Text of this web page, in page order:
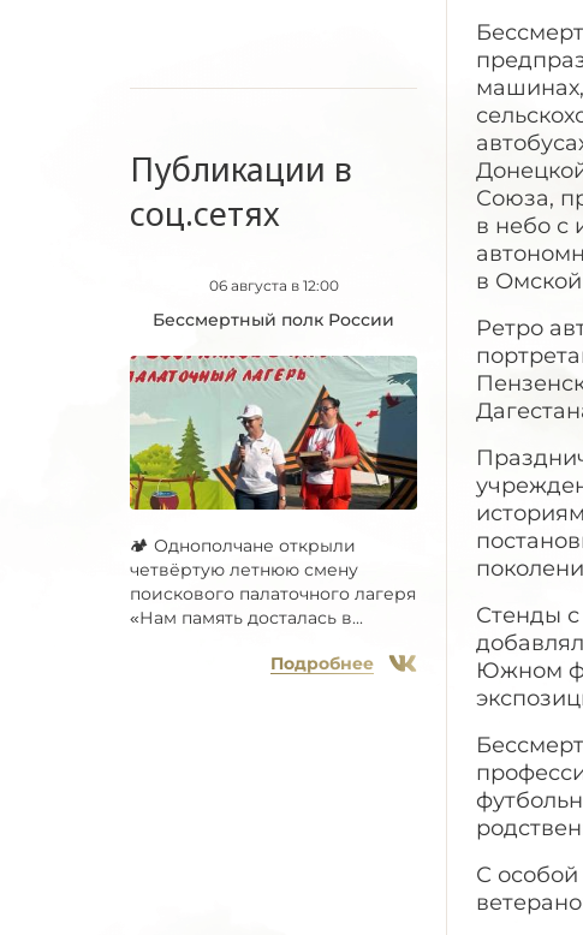
Публикации в
соц.сетях
06 августа в 12:00
Бессмертный полк России
🏕 Однополчане открыли
четвёртую летнюю смену
поискового палаточного лагеря
«Нам память досталась в...
Подробнее
Союза,
в небо с
в
Ретро
Стенды с
Южном
С